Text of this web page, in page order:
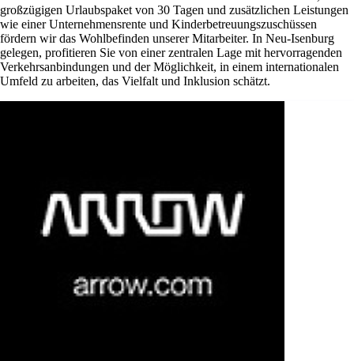
großzügigen Urlaubspaket von 30 Tagen und zusätzlichen Leistungen
wie einer Unternehmensrente und Kinderbetreuungszuschüssen
fördern wir das Wohlbefinden unserer Mitarbeiter. In Neu-Isenburg
gelegen, profitieren Sie von einer zentralen Lage mit hervorragenden
Verkehrsanbindungen und der Möglichkeit, in einem internationalen
Umfeld zu arbeiten, das Vielfalt und Inklusion schätzt.